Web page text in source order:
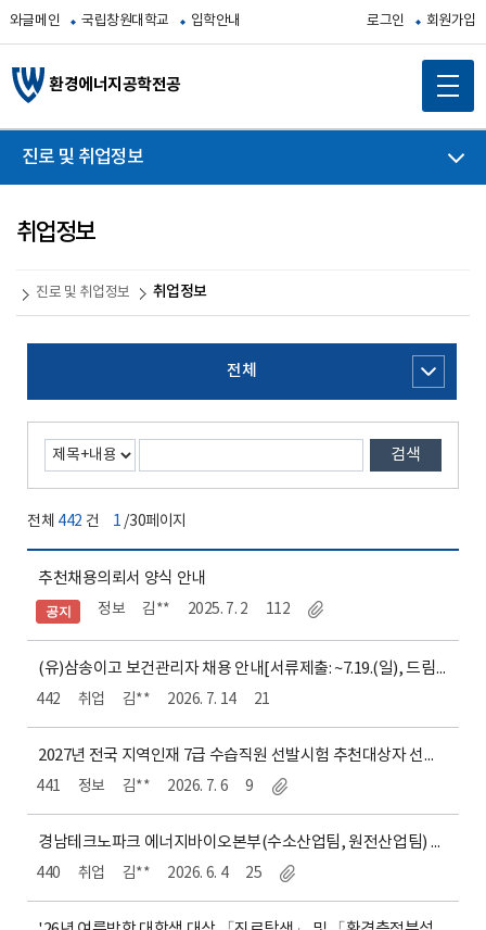
와글메인 국립창원대학교 입학안내 로그인 회원가입
환경에너지공학전공
진로 및 취업정보
취업정보
진로 및 취업정보 취업정보
전체
검색
전체 442 건 1 /30페이지
공지
추천채용의뢰서 양식 안내
정보 김** 2025. 7. 2 112
442
(유)삼송이고 보건관리자 채용 안내[서류제출: ~7.19.(일), 드림캐치 신청]
취업 김** 2026. 7. 14 21
441
2027년 전국 지역인재 7급 수습직원 선발시험 추천대상자 선발 계획 및 설명회 개최 안내[신청기간: 2026. 8. 3.(월) ~ 8. 13.(목) 11:00까지 ]
정보 김** 2026. 7. 6 9
440
경남테크노파크 에너지바이오본부(수소산업팀, 원전산업팀) 기간제 연구원 채용 공고 안내[접수기간: 6. 4.(목) 09:00 ~ 11.(목) 16:00]
취업 김** 2026. 6. 4 25